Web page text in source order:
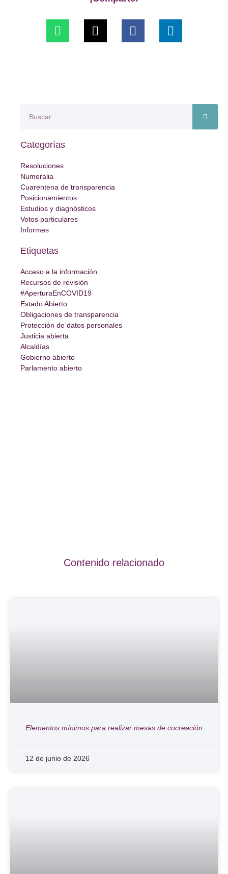
Categorías
Resoluciones
Numeralia
Cuarentena de transparencia
Posicionamientos
Estudios y diagnósticos
Votos particulares
Informes
Etiquetas
Acceso a la información
Recursos de revisión
#AperturaEnCOVID19
Estado Abierto
Obligaciones de transparencia
Protección de datos personales
Justicia abierta
Alcaldías
Gobierno abierto
Parlamento abierto
Contenido relacionado
Elementos mínimos para realizar mesas de cocreación
12 de junio de 2026